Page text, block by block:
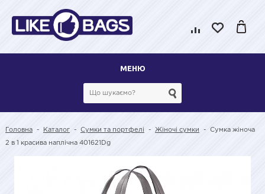
МЕНЮ
Головна - Каталог - Сумки та портфелі - Жіночі сумки - Сумка жіноча
2 в 1 красива наплічна 401621Dg